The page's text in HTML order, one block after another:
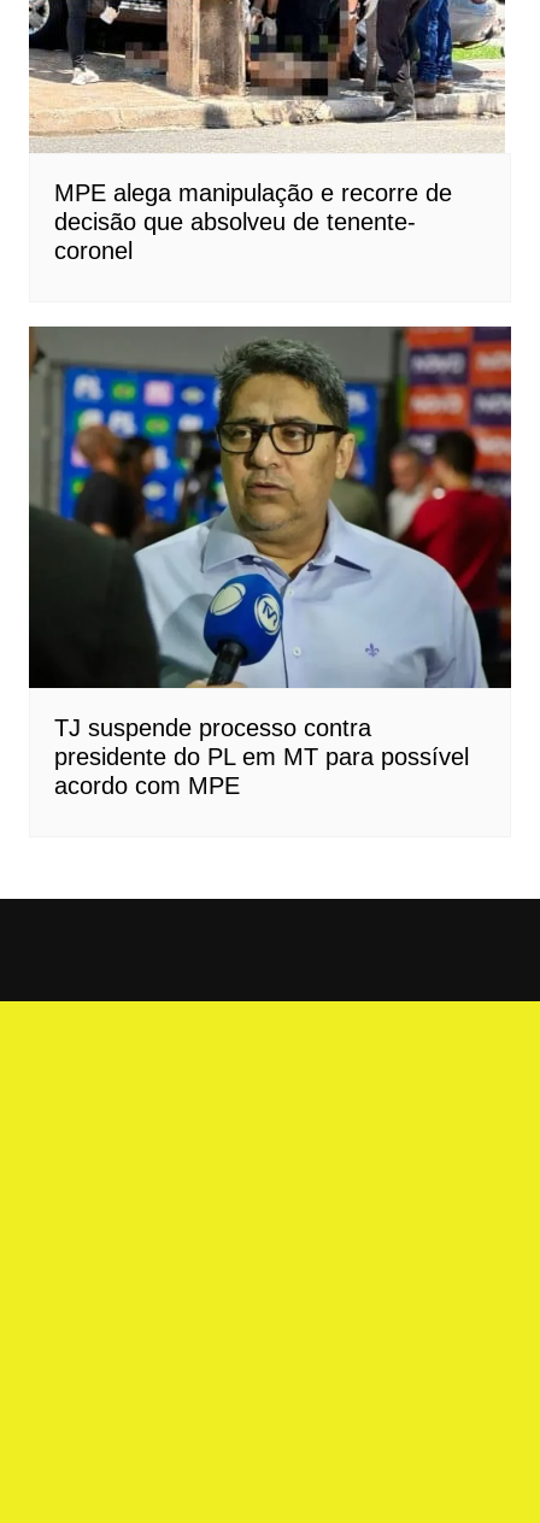
MPE alega manipulação e recorre de
decisão que absolveu de tenente-
coronel
TJ suspende processo contra
presidente do PL em MT para possível
acordo com MPE